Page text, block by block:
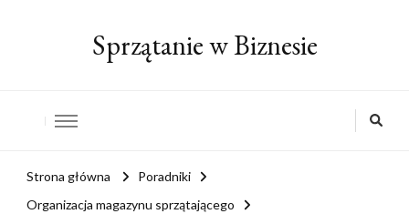
Sprzątanie w Biznesie
Strona główna
Poradniki
Organizacja magazynu sprzątającego